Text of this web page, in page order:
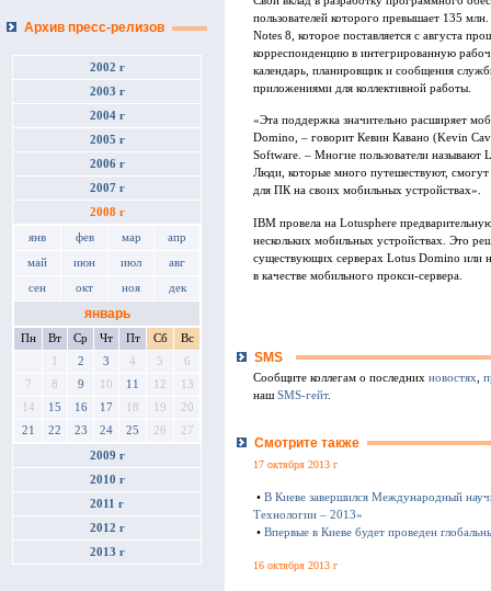
Архив пресс-релизов
2002 г
2003 г
2004 г
2005 г
2006 г
2007 г
2008 г
янв фев мар апр
май июн июл авг
сен окт ноя дек
январь
Пн Вт Ср Чт Пт Сб
Вс
1
2 3 4 5
6
7
8 9 10 11 12
13
14
15 16 17 18 19
20
21
22 23 24 25 26 27
2009 г
2010 г
2011 г
2012 г
2013 г
пользователей которого превышает 135
Notes 8, которое поставляется с августа
корреспонденцию в интегрированную
календарь, планировщик и сообщения
приложениями для коллективной работы.
«Эта поддержка значительно расширяет
Domino, – говорит Кевин Кавано (Kevin
Software. – Многие пользователи
Люди, которые много путешествуют,
для ПК на своих мобильных устройствах».
IBM провела на Lotusphere
нескольких мобильных устройствах. Это
существующих серверах Lotus Domino или
в качестве мобильного прокси-сервера.
SMS
Сообщите коллегам о последних новостях,
нашSMS-гейт.
Смотрите также
17 октября 2013 г
• В Киеве завершился Международный
Технологии – 2013»
• Впервые в Киеве будет проведен
16 октября 2013 г